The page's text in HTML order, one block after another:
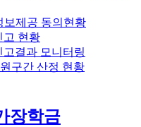
보제공 동의현황
고 현황
고결과 모니터링
구간 산정 현황
장학금